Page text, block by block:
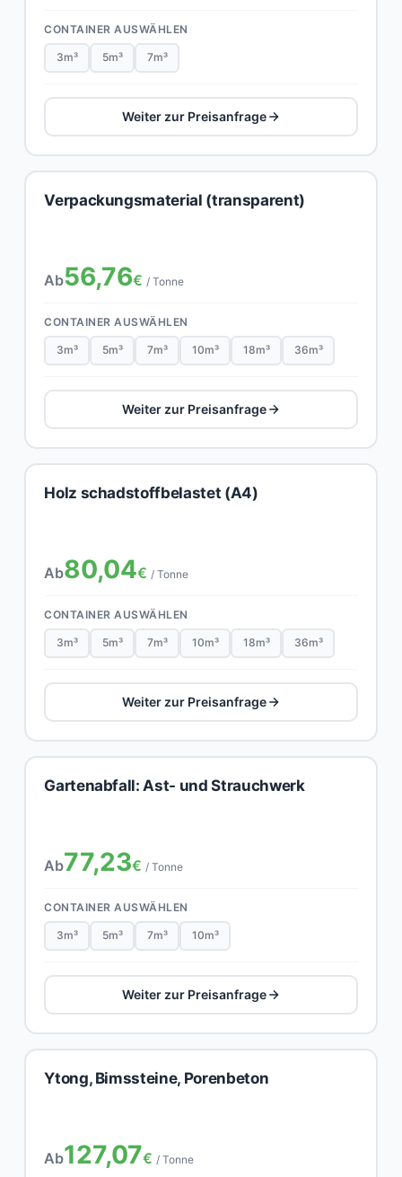
CONTAINER AUSWÄHLEN
3m³ 5m³ 7m³
Weiter zur Preisanfrage
Verpackungsmaterial (transparent)
Ab56,76€ / Tonne
CONTAINER AUSWÄHLEN
3m³ 5m³ 7m³ 10m³ 18m³ 36m³
Weiter zur Preisanfrage
Holz schadstoffbelastet (A4)
Ab80,04€ / Tonne
CONTAINER AUSWÄHLEN
3m³ 5m³ 7m³ 10m³ 18m³ 36m³
Weiter zur Preisanfrage
Gartenabfall: Ast- und Strauchwerk
Ab77,23€ / Tonne
CONTAINER AUSWÄHLEN
3m³ 5m³ 7m³ 10m³
Weiter zur Preisanfrage
Ytong, Bimssteine, Porenbeton
Ab127,07€ / Tonne